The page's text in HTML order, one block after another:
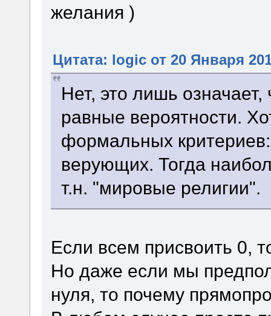
желания )
Цитата: logic от 20 Января
Нет, это лишь
равные вероятности.
формальных
верующих. Тогда
т.н. "мировые религии".
Если всем присвоить 0,
Но даже если мы
нуля, то почему